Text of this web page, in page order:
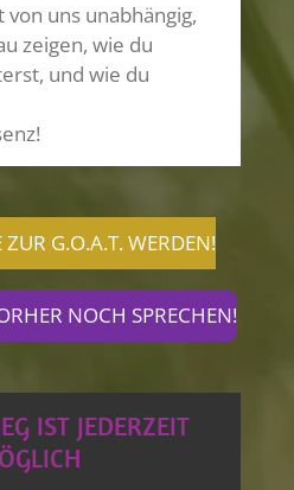
uns unabhängig,
zeigen, wie du
und wie du
ZUR G.O.A.T. WERDEN!
NOCH SPRECHEN!
IST JEDERZEIT